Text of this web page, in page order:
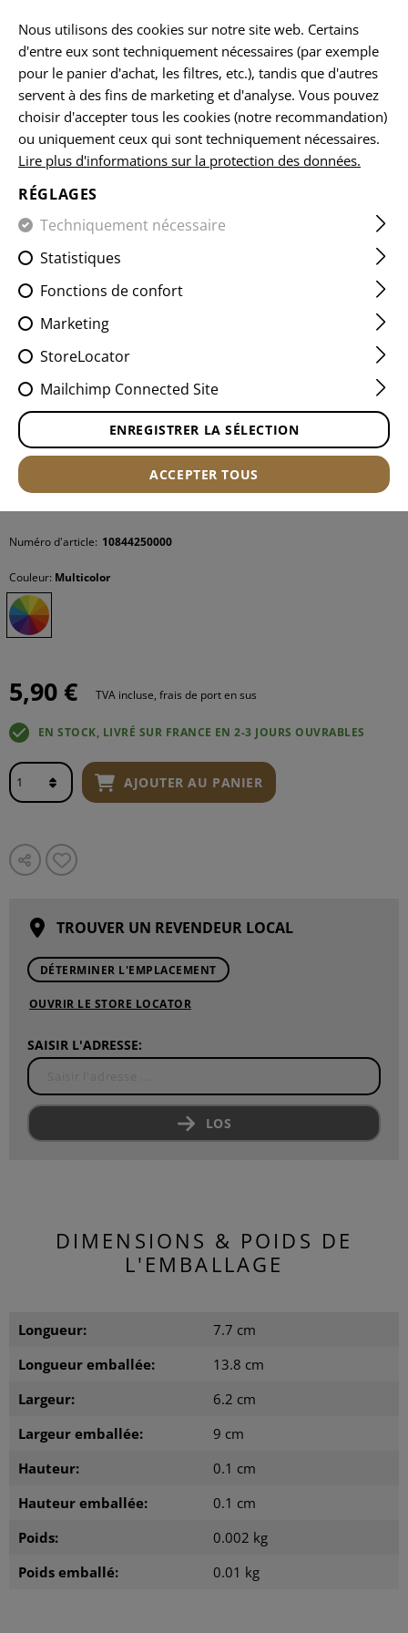
ACCUEIL EQUIPEMENTS LES ÉCUSSONS CLASSIQUES
EDELWEISS PATCH OVAL
Numéro d'article: 10844250000
Couleur: Multicolor
5,90 € TVA incluse, frais de port en sus
EN STOCK, LIVRÉ SUR FRANCE EN 2-3 JOURS OUVRABLES
AJOUTER AU PANIER
TROUVER UN REVENDEUR LOCAL
DÉTERMINER L'EMPLACEMENT
OUVRIR LE STORE LOCATOR
SAISIR L'ADRESSE:
LOS
DIMENSIONS & POIDS DE
L'EMBALLAGE
Longueur:
7.7 cm
Longueur emballée:
13.8 cm
Largeur:
6.2 cm
Largeur emballée:
9 cm
Hauteur:
0.1 cm
Hauteur emballée:
0.1 cm
Poids:
0.002 kg
Poids emballé:
0.01 kg
Nous utilisons des cookies sur notre site web. Certains
d'entre eux sont techniquement nécessaires (par exemple
pour le panier d'achat, les filtres, etc.), tandis que d'autres
servent à des fins de marketing et d'analyse. Vous pouvez
choisir d'accepter tous les cookies (notre recommandation)
ou uniquement ceux qui sont techniquement nécessaires.
Lire plus d'informations sur la protection des données.
RÉGLAGES
Techniquement nécessaire
Statistiques
Fonctions de confort
Marketing
StoreLocator
Mailchimp Connected Site
ENREGISTRER LA SÉLECTION
ACCEPTER TOUS